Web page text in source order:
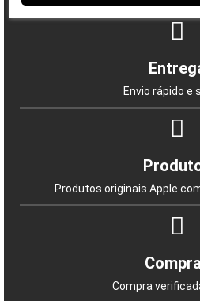
Envio rápido e
Produtos originais Apple
Compra